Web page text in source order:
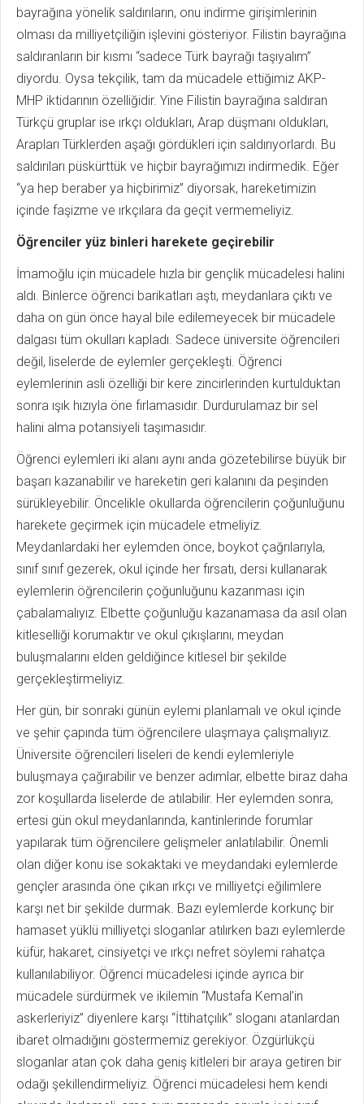
bayrağına yönelik saldırıların, onu indirme girişimlerinin
olması da milliyetçiliğin işlevini gösteriyor. Filistin bayrağına
saldıranların bir kısmı “sadece Türk bayrağı taşıyalım”
diyordu. Oysa tekçilik, tam da mücadele ettiğimiz AKP-
MHP iktidarının özelliğidir. Yine Filistin bayrağına saldıran
Türkçü gruplar ise ırkçı oldukları, Arap düşmanı oldukları,
Arapları Türklerden aşağı gördükleri için saldırıyorlardı. Bu
saldırıları püskürttük ve hiçbir bayrağımızı indirmedik. Eğer
“ya hep beraber ya hiçbirimiz” diyorsak, hareketimizin
içinde faşizme ve ırkçılara da geçit vermemeliyiz.
Öğrenciler yüz binleri harekete geçirebilir
İmamoğlu için mücadele hızla bir gençlik mücadelesi halini
aldı. Binlerce öğrenci barikatları aştı, meydanlara çıktı ve
daha on gün önce hayal bile edilemeyecek bir mücadele
dalgası tüm okulları kapladı. Sadece üniversite öğrencileri
değil, liselerde de eylemler gerçekleşti. Öğrenci
eylemlerinin asli özelliği bir kere zincirlerinden kurtulduktan
sonra ışık hızıyla öne fırlamasıdır. Durdurulamaz bir sel
halini alma potansiyeli taşımasıdır.
Öğrenci eylemleri iki alanı aynı anda gözetebilirse büyük bir
başarı kazanabilir ve hareketin geri kalanını da peşinden
sürükleyebilir. Öncelikle okullarda öğrencilerin çoğunluğunu
harekete geçirmek için mücadele etmeliyiz.
Meydanlardaki her eylemden önce, boykot çağrılarıyla,
sınıf sınıf gezerek, okul içinde her fırsatı, dersi kullanarak
eylemlerin öğrencilerin çoğunluğunu kazanması için
çabalamalıyız. Elbette çoğunluğu kazanamasa da asıl olan
kitleselliği korumaktır ve okul çıkışlarını, meydan
buluşmalarını elden geldiğince kitlesel bir şekilde
gerçekleştirmeliyiz.
Her gün, bir sonraki günün eylemi planlamalı ve okul içinde
ve şehir çapında tüm öğrencilere ulaşmaya çalışmalıyız.
Üniversite öğrencileri liseleri de kendi eylemleriyle
buluşmaya çağırabilir ve benzer adımlar, elbette biraz daha
zor koşullarda liselerde de atılabilir. Her eylemden sonra,
ertesi gün okul meydanlarında, kantinlerinde forumlar
yapılarak tüm öğrencilere gelişmeler anlatılabilir. Önemli
olan diğer konu ise sokaktaki ve meydandaki eylemlerde
gençler arasında öne çıkan ırkçı ve milliyetçi eğilimlere
karşı net bir şekilde durmak. Bazı eylemlerde korkunç bir
hamaset yüklü milliyetçi sloganlar atılırken bazı eylemlerde
küfür, hakaret, cinsiyetçi ve ırkçı nefret söylemi rahatça
kullanılabiliyor. Öğrenci mücadelesi içinde ayrıca bir
mücadele sürdürmek ve ikilemin “Mustafa Kemal’in
askerleriyiz” diyenlere karşı “İttihatçılık” sloganı atanlardan
ibaret olmadığını göstermemiz gerekiyor. Özgürlükçü
sloganlar atan çok daha geniş kitleleri bir araya getiren bir
odağı şekillendirmeliyiz. Öğrenci mücadelesi hem kendi